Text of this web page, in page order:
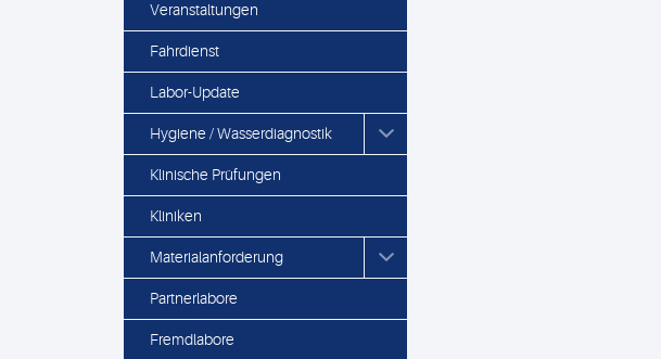
Veranstaltungen
Fahrdienst
Labor-Update
Hygiene / Wasserdiagnostik
Klinische Prüfungen
Kliniken
Materialanforderung
Partnerlabore
Fremdlabore